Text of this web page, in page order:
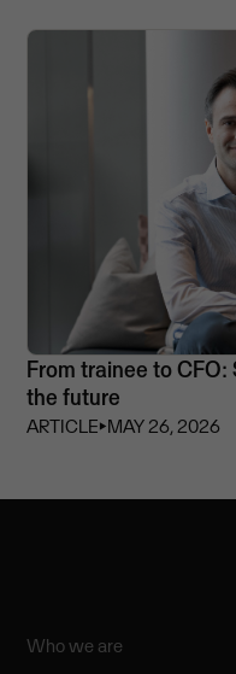
From trainee to
the future
ARTICLE⏵MAY 26, 2026
Who we are